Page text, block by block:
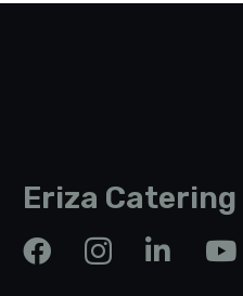
Eriza Catering